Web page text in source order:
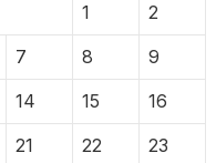
1
2
7 8
9
14 15
16
21 22
23